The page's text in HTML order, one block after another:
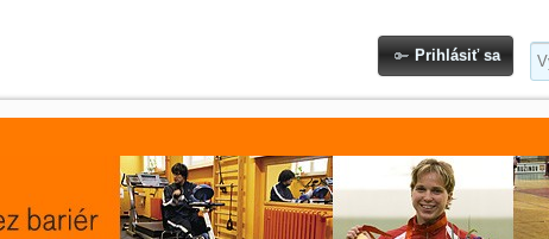
Prihlásiť sa